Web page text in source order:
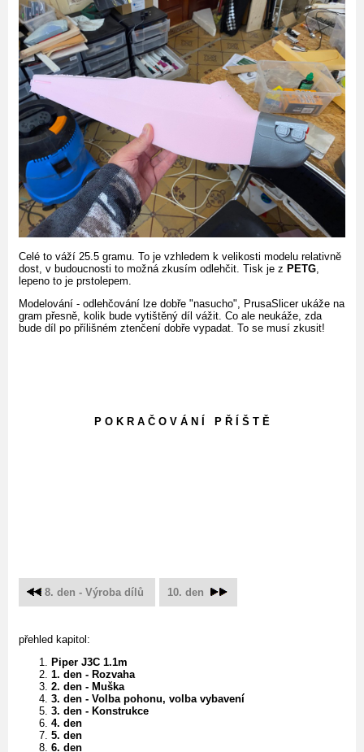
Celé to váží 25.5 gramu. To je vzhledem k velikosti modelu relativně
dost, v budoucnosti to možná zkusím odlehčit. Tisk je z PETG,
lepeno to je prstolepem.
Modelování - odlehčování lze dobře "nasucho", PrusaSlicer ukáže na
gram přesně, kolik bude vytištěný díl vážit. Co ale neukáže, zda
bude díl po přílišném ztenčení dobře vypadat. To se musí zkusit!
P O K R A Č O V Á N Í P Ř Í Š T Ě
8. den - Výroba dílů 10. den
přehled kapitol:
Piper J3C 1.1m
1. den - Rozvaha
2. den - Muška
3. den - Volba pohonu, volba vybavení
3. den - Konstrukce
4. den
5. den
6. den